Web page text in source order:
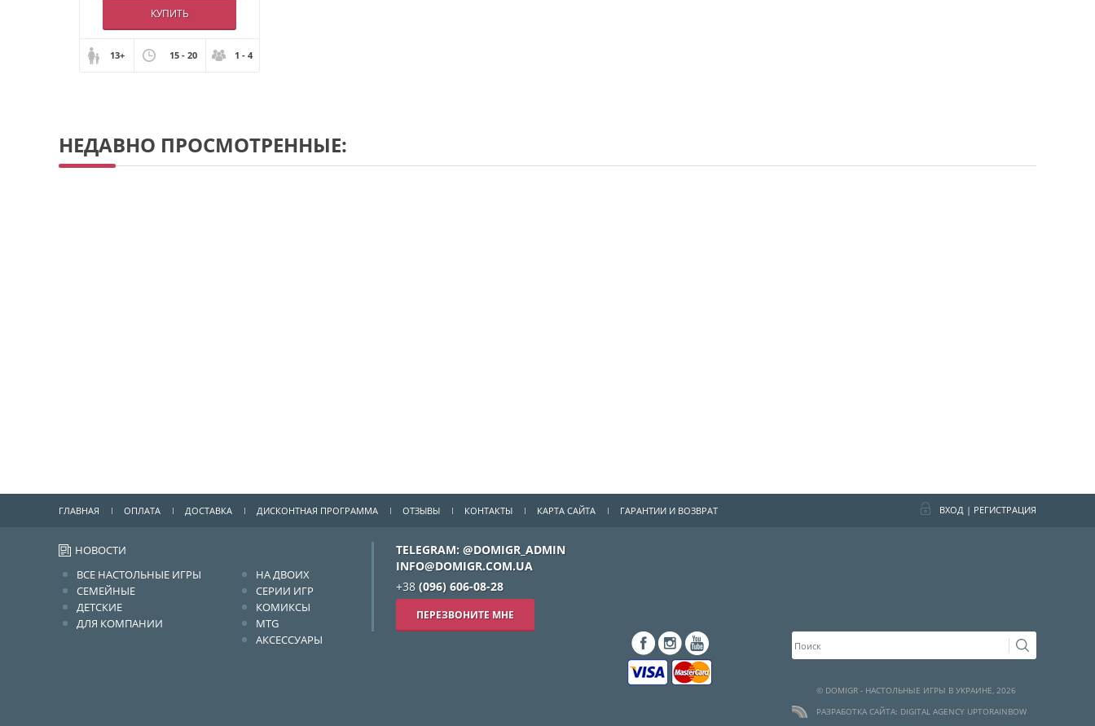
КУПИТЬ
13+ 15 - 20 1 - 4
НЕДАВНО ПРОСМОТРЕННЫЕ:
ГЛАВНАЯ ОПЛАТА ДОСТАВКА ДИСКОНТНАЯ ПРОГРАММА ОТЗЫВЫ КОНТАКТЫ КАРТА САЙТА ГАРАНТИИ И ВОЗВРАТ ВХОД | РЕГИСТРАЦИЯ
НОВОСТИ
ВСЕ НАСТОЛЬНЫЕ ИГРЫ
СЕМЕЙНЫЕ
ДЕТСКИЕ
ДЛЯ КОМПАНИИ
НА ДВОИХ
СЕРИИ ИГР
КОМИКСЫ
MTG
АКСЕССУАРЫ
TELEGRAM: @DOMIGR_ADMIN
INFO@DOMIGR.COM.UA
+38 (096) 606-08-28
ПЕРЕЗВОНИТЕ МНЕ
© DOMIGR - НАСТОЛЬНЫЕ ИГРЫ В УКРАИНЕ, 2026
РАЗРАБОТКА САЙТА: DIGITAL AGENCY UPTORAINBOW